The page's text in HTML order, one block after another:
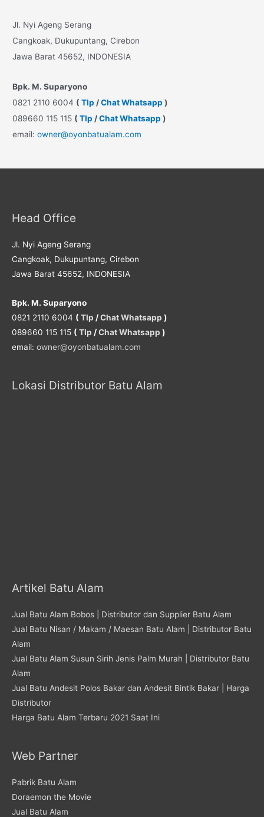
Jl. Nyi Ageng Serang
Cangkoak, Dukupuntang, Cirebon
Jawa Barat 45652, INDONESIA
Bpk. M. Suparyono
0821 2110 6004 (Tlp /Chat Whatsapp )
089660 115 115 (Tlp /Chat Whatsapp )
email:owner@oyonbatualam.com
Head Office
Jl. Nyi Ageng Serang
Cangkoak, Dukupuntang, Cirebon
Jawa Barat 45652, INDONESIA
Bpk. M. Suparyono
0821 2110 6004 ( Tlp /Chat Whatsapp )
089660 115 115 ( Tlp /Chat Whatsapp )
email: owner@oyonbatualam.com
Lokasi Distributor Batu Alam
Artikel Batu Alam
Jual Batu Alam Bobos | Distributor dan Supplier Batu Alam
Jual Batu Nisan / Makam / Maesan Batu Alam | Distributor Batu
Alam
Jual Batu Alam Susun Sirih Jenis Palm Murah | Distributor Batu
Alam
Jual Batu Andesit Polos Bakar dan Andesit Bintik Bakar | Harga
Distributor
Harga Batu Alam Terbaru 2021 Saat Ini
Web Partner
Pabrik Batu Alam
Doraemon the Movie
Jual Batu Alam